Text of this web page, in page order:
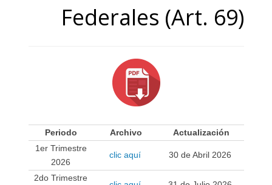
Federales (Art. 69)
Periodo Archivo
Actualización
1er Trimestre
2026
clic aquí 30 de Abril 2026
2do Trimestre